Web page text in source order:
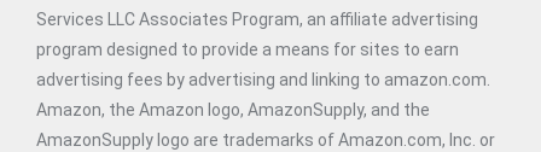
Services LLC Associates Program, an affiliate advertising
program designed to provide a means for sites to earn
advertising fees by advertising and linking to amazon.com.
Amazon, the Amazon logo, AmazonSupply, and the
AmazonSupply logo are trademarks of Amazon.com, Inc. or